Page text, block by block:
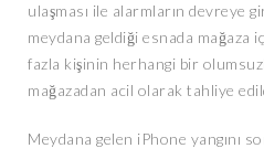
ulaşması ile alarmların devreye
meydana geldiği esnada mağaza
fazla kişinin herhangi bir
mağazadan acil olarak tahliye
Meydana gelen iPhone yangını